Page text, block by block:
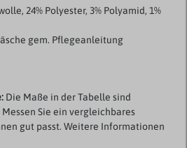
24% Polyester, 3% Polyamid, 1%
gem. Pflegeanleitung
Die Maße in der Tabelle sind
Sie ein vergleichbares
gut passt. Weitere Informationen